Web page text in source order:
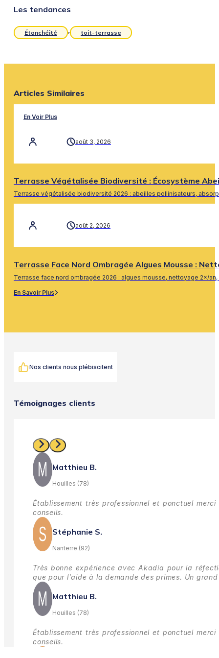
Les tendances
Étanchéité , toit-terrasse
Articles Similaires
En Voir Plus
août 3, 2026
Terrasse Végétalisée Biodiversité : Écosystème
Terrasse végétalisée biodiversité 2026 : abeilles pollinisateurs,
août 2, 2026
Terrasse Face Nord Ombragée Algues Mousse :
Terrasse face nord ombragée 2026 : algues mousse, nettoyage 2×/
En Savoir Plus
Nos clients nous plébiscitent
Témoignages clients
Matthieu B.
Houilles (78)
Établissement très professionnel et ponctuel
conseils.
Stéphanie S.
Nanterre (92)
Très bonne expérience avec Akadia pour la
que pour l'aide à la demande des primes. Un
Matthieu B.
Houilles (78)
Établissement très professionnel et ponctuel
conseils.